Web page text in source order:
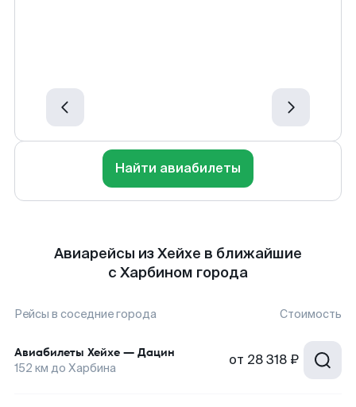
Найти авиабилеты
Авиарейсы из Хейхе в ближайшие
с Харбином города
Рейсы в соседние города Стоимость
Авиабилеты Хейхе — Дацин
152 км до Харбина от 28 318 ₽